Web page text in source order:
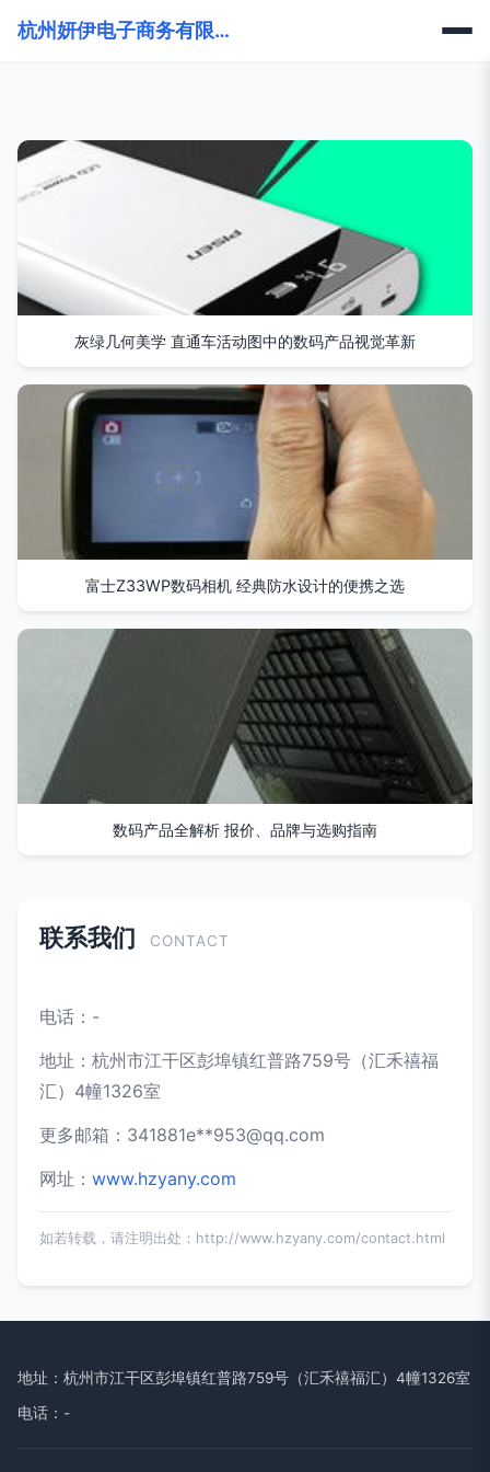
杭州妍伊电子商务有限公司
灰绿几何美学 直通车活动图中的数码产品视觉革新
富士Z33WP数码相机 经典防水设计的便携之选
数码产品全解析 报价、品牌与选购指南
联系我们 CONTACT
电话：-
地址：杭州市江干区彭埠镇红普路759号（汇禾禧福
汇）4幢1326室
更多邮箱：341881e**953@qq.com
网址： www.hzyany.com
如若转载，请注明出处：http://www.hzyany.com/contact.html
地址：杭州市江干区彭埠镇红普路759号（汇禾禧福汇）4幢1326室
电话：-